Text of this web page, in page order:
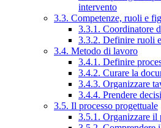
intervento
3.3. Competenze, ruoli e
3.3.1. Coordinatore
3.3.2. Definire ruoli
3.4. Metodo di lavoro
3.4.1. Definire
3.4.2. Curare la
3.4.3. Organizzare
3.4.4. Prendere
3.5. Il processo progettuale
3.5.1. Organizzare il